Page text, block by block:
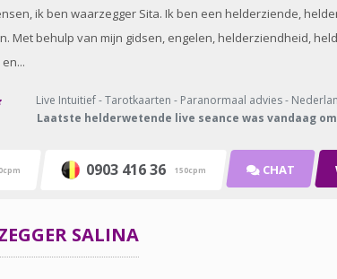
ik ben waarzegger Sita. Ik ben een helderziende,
Met behulp van mijn gidsen, engelen, helderziendheid,
Live Intuitief - Tarotkaarten - Paranormaal advies -
Laatste helderwetende live seance was vandaag om
0903 416 36 150cpm CHAT
SALINA